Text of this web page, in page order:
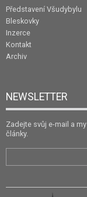
Představení Všudybylu
Bleskovky
Inzerce
Kontakt
Archiv
NEWSLETTER
Zadejte svůj e-mail a
články.